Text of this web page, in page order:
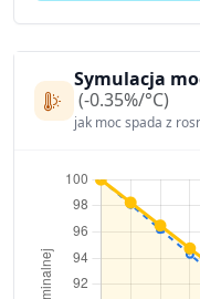
Symulacja
(-0.35%/°C)
jak moc spada z